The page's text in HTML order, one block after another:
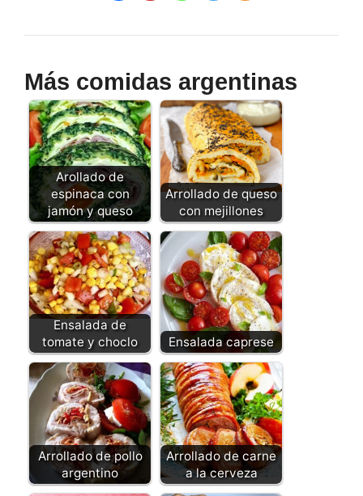
Más comidas argentinas
Arollado de
espinaca con
jamón y queso
Arrollado de queso
con mejillones
Ensalada de
tomate y choclo
Ensalada caprese
Arrollado de pollo
argentino
Arrollado de carne
a la cerveza